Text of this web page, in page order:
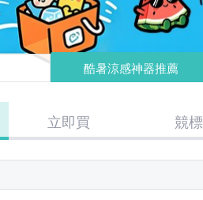
酷暑涼感神器推薦
立即買 競標